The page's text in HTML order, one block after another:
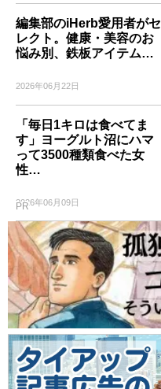
編集部のiHerb愛用者がセ
レクト。健康・美容のお
悩み別、鉄板アイテム…
2026年06月22日
「毎日1キロは食べてま
す」ヨーグルト沼にハマ
って3500種類食べた女
性…
2026年06月09日
PR